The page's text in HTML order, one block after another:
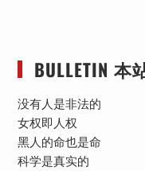
BULLETIN 本
没有人是非法的
女权即人权
黑人的命也是命
科学是真实的